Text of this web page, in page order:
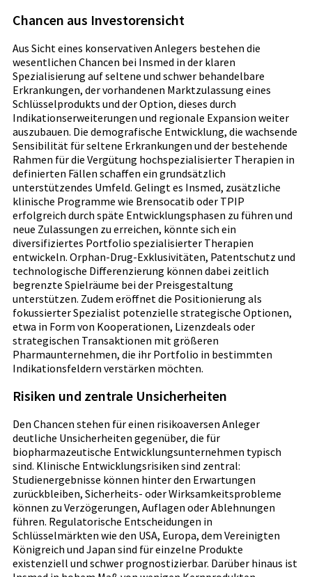
Chancen aus Investorensicht
Aus Sicht eines konservativen Anlegers bestehen die
wesentlichen Chancen bei Insmed in der klaren
Spezialisierung auf seltene und schwer behandelbare
Erkrankungen, der vorhandenen Marktzulassung eines
Schlüsselprodukts und der Option, dieses durch
Indikationserweiterungen und regionale Expansion weiter
auszubauen. Die demografische Entwicklung, die wachsende
Sensibilität für seltene Erkrankungen und der bestehende
Rahmen für die Vergütung hochspezialisierter Therapien in
definierten Fällen schaffen ein grundsätzlich
unterstützendes Umfeld. Gelingt es Insmed, zusätzliche
klinische Programme wie Brensocatib oder TPIP
erfolgreich durch späte Entwicklungsphasen zu führen und
neue Zulassungen zu erreichen, könnte sich ein
diversifiziertes Portfolio spezialisierter Therapien
entwickeln. Orphan-Drug-Exklusivitäten, Patentschutz und
technologische Differenzierung können dabei zeitlich
begrenzte Spielräume bei der Preisgestaltung
unterstützen. Zudem eröffnet die Positionierung als
fokussierter Spezialist potenzielle strategische Optionen,
etwa in Form von Kooperationen, Lizenzdeals oder
strategischen Transaktionen mit größeren
Pharmaunternehmen, die ihr Portfolio in bestimmten
Indikationsfeldern verstärken möchten.
Risiken und zentrale Unsicherheiten
Den Chancen stehen für einen risikoaversen Anleger
deutliche Unsicherheiten gegenüber, die für
biopharmazeutische Entwicklungsunternehmen typisch
sind. Klinische Entwicklungsrisiken sind zentral:
Studienergebnisse können hinter den Erwartungen
zurückbleiben, Sicherheits- oder Wirksamkeitsprobleme
können zu Verzögerungen, Auflagen oder Ablehnungen
führen. Regulatorische Entscheidungen in
Schlüsselmärkten wie den USA, Europa, dem Vereinigten
Königreich und Japan sind für einzelne Produkte
existenziell und schwer prognostizierbar. Darüber hinaus ist